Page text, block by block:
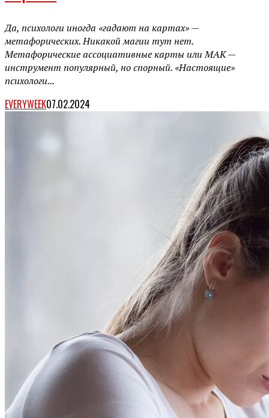
Да, психологи иногда «гадают на картах» —
метафорических. Никакой магии тут нет.
Метафорические ассоциативные карты или МАК —
инструмент популярный, но спорный. «Настоящие»
психологи...
EVERYWEEK07.02.2024